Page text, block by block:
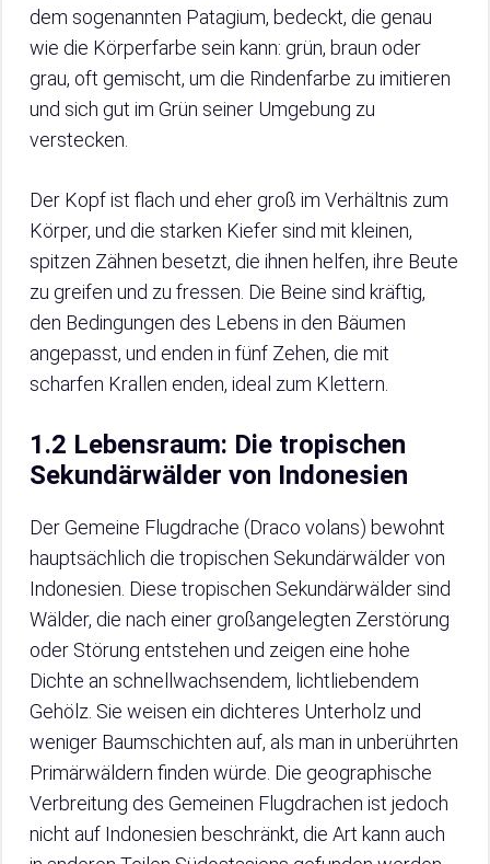
dem sogenannten Patagium, bedeckt, die genau
wie die Körperfarbe sein kann: grün, braun oder
grau, oft gemischt, um die Rindenfarbe zu imitieren
und sich gut im Grün seiner Umgebung zu
verstecken.
Der Kopf ist flach und eher groß im Verhältnis zum
Körper, und die starken Kiefer sind mit kleinen,
spitzen Zähnen besetzt, die ihnen helfen, ihre Beute
zu greifen und zu fressen. Die Beine sind kräftig,
den Bedingungen des Lebens in den Bäumen
angepasst, und enden in fünf Zehen, die mit
scharfen Krallen enden, ideal zum Klettern.
1.2 Lebensraum: Die tropischen
Sekundärwälder von Indonesien
Der Gemeine Flugdrache (Draco volans) bewohnt
hauptsächlich die tropischen Sekundärwälder von
Indonesien. Diese tropischen Sekundärwälder sind
Wälder, die nach einer großangelegten Zerstörung
oder Störung entstehen und zeigen eine hohe
Dichte an schnellwachsendem, lichtliebendem
Gehölz. Sie weisen ein dichteres Unterholz und
weniger Baumschichten auf, als man in unberührten
Primärwäldern finden würde. Die geographische
Verbreitung des Gemeinen Flugdrachen ist jedoch
nicht auf Indonesien beschränkt, die Art kann auch